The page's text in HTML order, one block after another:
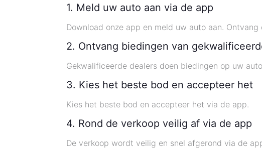
1. Meld uw auto aan via de app
Download onze app en meld uw auto aan.
2. Ontvang biedingen van
Gekwalificeerde dealers doen biedingen op uw
3. Kies het beste bod en accepteer het
Kies het beste bod en accepteer het via de app.
4. Rond de verkoop veilig af via de app
De verkoop wordt veilig en snel afgerond via de